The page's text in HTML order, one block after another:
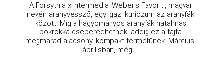
A Forsythia x intermedia 'Weber's Favorit', magyar
nevén aranyvessző, egy igazi kuriózum az aranyfák
között. Míg a hagyományos aranyfák hatalmas
bokrokká cseperedhetnek, addig ez a fajta
megmarad alacsony, kompakt termetűnek. Március-
áprilisban, még ...